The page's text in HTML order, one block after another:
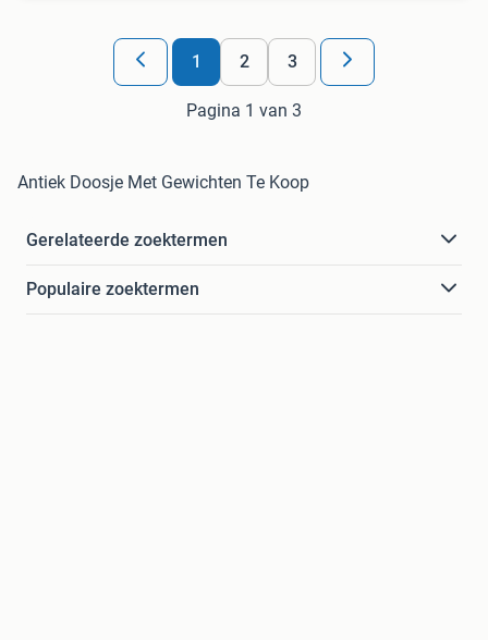
1 2 3
Pagina 1 van 3
Antiek Doosje Met Gewichten Te Koop
Gerelateerde zoektermen
Populaire zoektermen